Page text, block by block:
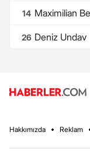
14 Maximilian
26 Deniz Undav
Hakkımızda Reklam